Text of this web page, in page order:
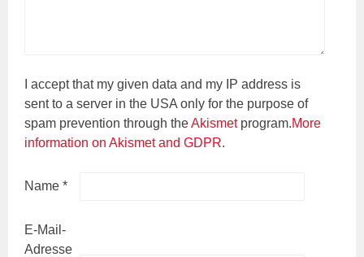
I accept that my given data and my IP address is
sent to a server in the USA only for the purpose of
spam prevention through theAkismetprogram.More
information on Akismet and GDPR.
Name*
E-Mail-
Adresse